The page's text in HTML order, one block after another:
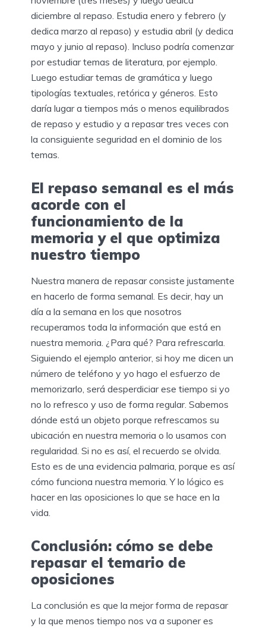
diciembre al repaso. Estudia enero y febrero (y
dedica marzo al repaso) y estudia abril (y dedica
mayo y junio al repaso). Incluso podría comenzar
por estudiar temas de literatura, por ejemplo.
Luego estudiar temas de gramática y luego
tipologías textuales, retórica y géneros. Esto
daría lugar a tiempos más o menos equilibrados
de repaso y estudio y a repasar tres veces con
la consiguiente seguridad en el dominio de los
temas.
El repaso semanal es el más
acorde con el
funcionamiento de la
memoria y el que optimiza
nuestro tiempo
Nuestra manera de repasar consiste justamente
en hacerlo de forma semanal. Es decir, hay un
día a la semana en los que nosotros
recuperamos toda la información que está en
nuestra memoria. ¿Para qué? Para refrescarla.
Siguiendo el ejemplo anterior, si hoy me dicen un
número de teléfono y yo hago el esfuerzo de
memorizarlo, será desperdiciar ese tiempo si yo
no lo refresco y uso de forma regular. Sabemos
dónde está un objeto porque refrescamos su
ubicación en nuestra memoria o lo usamos con
regularidad. Si no es así, el recuerdo se olvida.
Esto es de una evidencia palmaria, porque es así
cómo funciona nuestra memoria. Y lo lógico es
hacer en las oposiciones lo que se hace en la
vida.
Conclusión: cómo se debe
repasar el temario de
oposiciones
La conclusión es que la mejor forma de repasar
y la que menos tiempo nos va a suponer es